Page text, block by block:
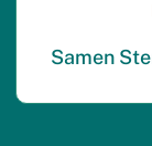
Samen